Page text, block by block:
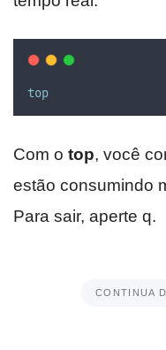
top
Com o top, você
estão consumindo
Para sair, aperte q.
CONTINUA